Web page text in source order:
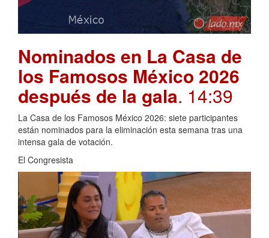
Nominados en La Casa de
los Famosos México 2026
después de la gala. 14:39
La Casa de los Famosos México 2026: siete participantes
están nominados para la eliminación esta semana tras una
intensa gala de votación.
El Congresista